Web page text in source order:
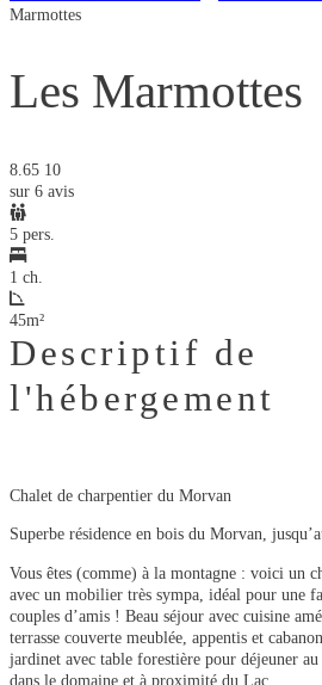
Marmottes
Les Marmottes
8.65 10
sur 6 avis
5 pers.
1 ch.
45m²
Descriptif de
l'hébergement
Chalet de charpentier du Morvan
Superbe résidence en bois du Morvan,
Vous êtes (comme) à la montagne : voici un
avec un mobilier très sympa, idéal pour une
couples d’amis ! Beau séjour avec cuisine
terrasse couverte meublée, appentis et
jardinet avec table forestière pour déjeuner
dans le domaine et à proximité du Lac.